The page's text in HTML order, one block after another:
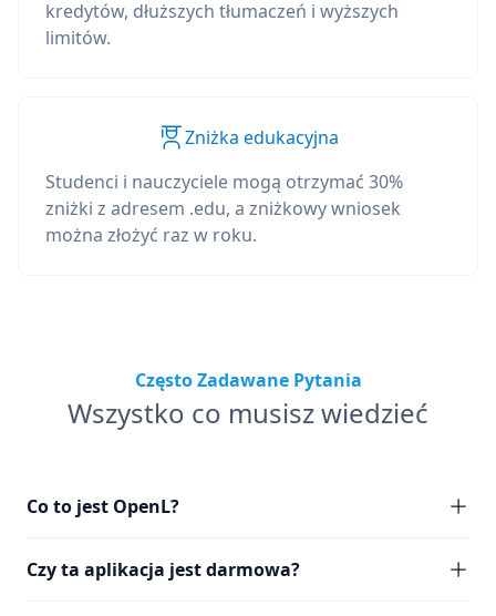
kredytów, dłuższych tłumaczeń i wyższych
limitów.
Zniżka edukacyjna
Studenci i nauczyciele mogą otrzymać 30%
zniżki z adresem .edu, a zniżkowy wniosek
można złożyć raz w roku.
Często Zadawane Pytania
Wszystko co musisz wiedzieć
Co to jest OpenL?
Czy ta aplikacja jest darmowa?